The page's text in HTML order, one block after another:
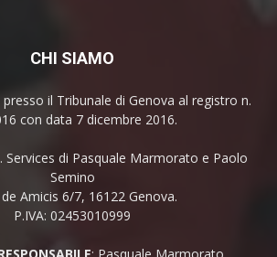
CHI SIAMO
il Tribunale di Genova al registro n.
con data 7 dicembre 2016.
Services di Pasquale Marmorato e Paolo
Semino
de Amicis 6/7, 16122 Genova.
P.IVA: 02453010999